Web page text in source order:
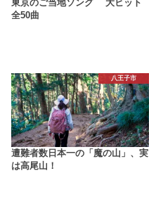
東京のご当地ソング 大ヒット
全50曲
八王子市
遭難者数日本一の「魔の山」、実
は高尾山！